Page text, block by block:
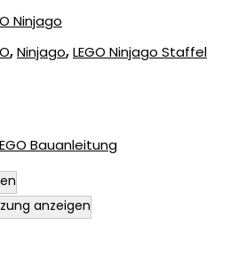
Ninjago
,Ninjago,LEGO Ninjago Staffel
Bauanleitung
anzeigen